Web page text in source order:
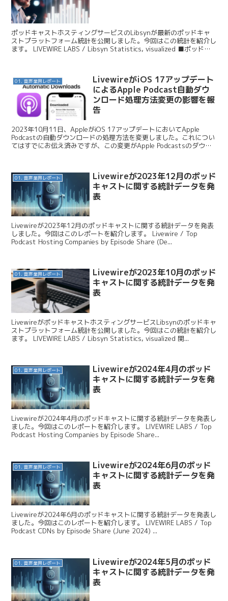
ポッドキャストホスティングサービスのLibsynが最新のポッドキャ
ストプラットフォーム統計を公開しました。今回はこの統計を紹介し
ます。 LIVEWIRE LABS / Libsyn Statistics, visualized ■ポッドキ
01. 音声業界レポート
LivewireがiOS 17アップデート
によるApple Podcast自動ダウ
ンロード処理方法変更の影響を報
告
2023年10月11日、AppleがiOS 17アップデートにおいてApple
Podcastの自動ダウンロードの処理方法を変更しました。これについ
てはすでにお伝え済みですが、この変更がApple Podcastsのダウン
01. 音声業界レポート
Livewireが2023年12月のポッド
キャストに関する統計データを発
表
Livewireが2023年12月のポッドキャストに関する統計データを発表
しました。今回はこのレポートを紹介します。 Livewire / Top
Podcast Hosting Companies by Episode Share (De...
01. 音声業界レポート
Livewireが2023年10月のポッド
キャストに関する統計データを発
表
LivewireがポッドキャストホスティングサービスLibsynのポッドキャ
ストプラットフォーム統計を公開しました。今回はこの統計を紹介し
ます。 LIVEWIRE LABS / Libsyn Statistics, visualized 関...
01. 音声業界レポート
Livewireが2024年4月のポッド
キャストに関する統計データを発
表
Livewireが2024年4月のポッドキャストに関する統計データを発表し
ました。今回はこのレポートを紹介します。 LIVEWIRE LABS / Top
Podcast Hosting Companies by Episode Share...
01. 音声業界レポート
Livewireが2024年6月のポッド
キャストに関する統計データを発
表
Livewireが2024年6月のポッドキャストに関する統計データを発表し
ました。今回はこのレポートを紹介します。 LIVEWIRE LABS / Top
Podcast CDNs by Episode Share (June 2024) ...
01. 音声業界レポート
Livewireが2024年5月のポッド
キャストに関する統計データを発
表